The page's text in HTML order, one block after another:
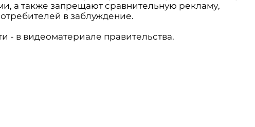
а также запрещают сравнительную рекламу,
в заблуждение.
- в видеоматериале правительства.